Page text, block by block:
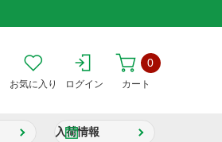
お気に入り ログイン カート
0
入荷情報